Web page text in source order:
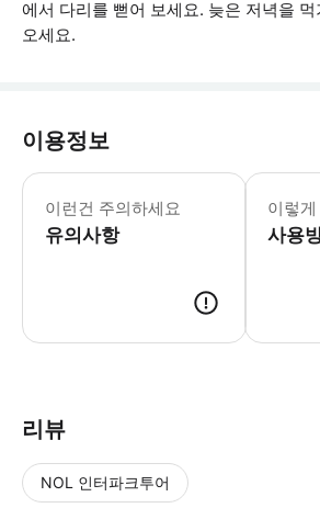
에서 다리를 뻗어 보세요. 늦은 저녁을
오세요.
이용정보
이런건 주의하세요
유의사항
모든 버스
이렇
사용
리뷰
NOL 인터파크투어